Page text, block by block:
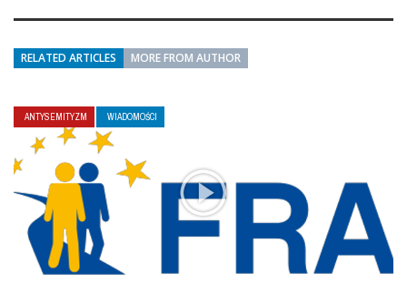
RELATED ARTICLES MORE FROM AUTHOR
ANTYSEMITYZM WIADOMOŚCI